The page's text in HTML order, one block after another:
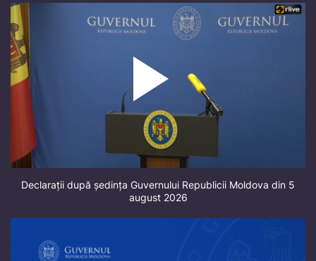
Declarații după ședința Guvernului Republicii Moldova din 5
august 2026